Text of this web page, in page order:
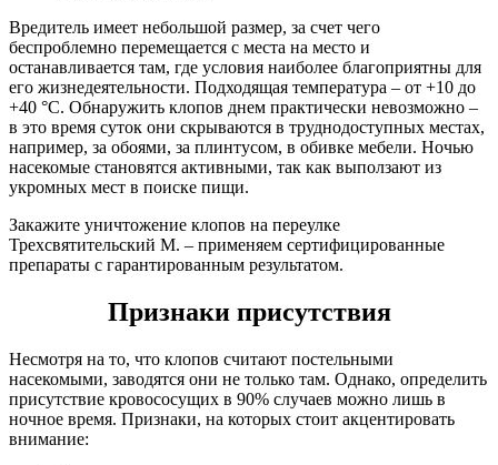
Вредитель имеет небольшой размер, за счет чего
беспроблемно перемещается с места на место и
останавливается там, где условия наиболее благоприятны для
его жизнедеятельности. Подходящая температура – от +10 до
+40 °С. Обнаружить клопов днем практически невозможно –
в это время суток они скрываются в труднодоступных местах,
например, за обоями, за плинтусом, в обивке мебели. Ночью
насекомые становятся активными, так как выползают из
укромных мест в поиске пищи.
Закажите уничтожение клопов на переулке
Трехсвятительский М. – применяем сертифицированные
препараты с гарантированным результатом.
Признаки присутствия
Несмотря на то, что клопов считают постельными
насекомыми, заводятся они не только там. Однако, определить
присутствие кровососущих в 90% случаев можно лишь в
ночное время. Признаки, на которых стоит акцентировать
внимание: